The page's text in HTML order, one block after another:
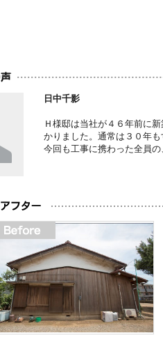
日中千影
Ｈ様邸は当社が４６年前に
かりました。通常は３０年
今回も工事に携わった全員